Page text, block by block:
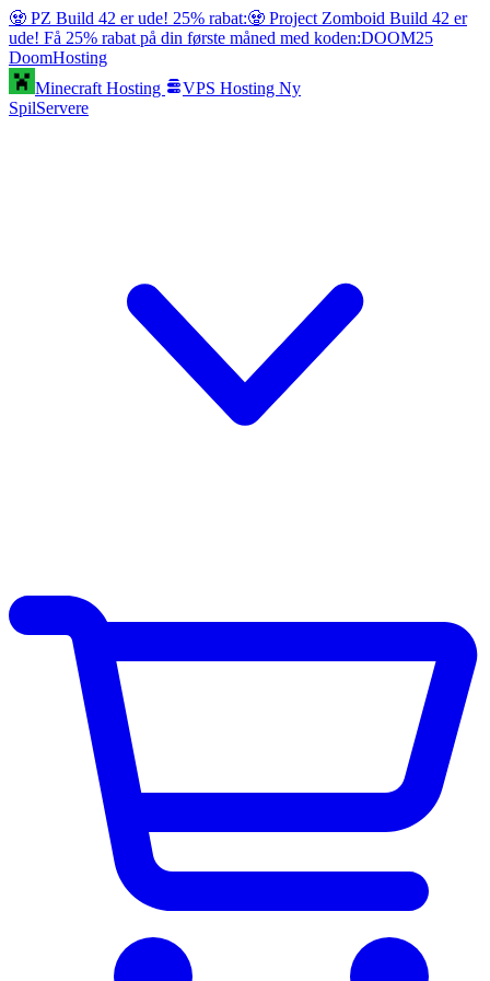
🧟 PZ Build 42 er ude! 25% rabat:🧟 Project Zomboid Build 42 er
ude! Få 25% rabat på din første måned med koden:DOOM25
DoomHosting
Minecraft Hosting
VPS Hosting Ny
SpilServere